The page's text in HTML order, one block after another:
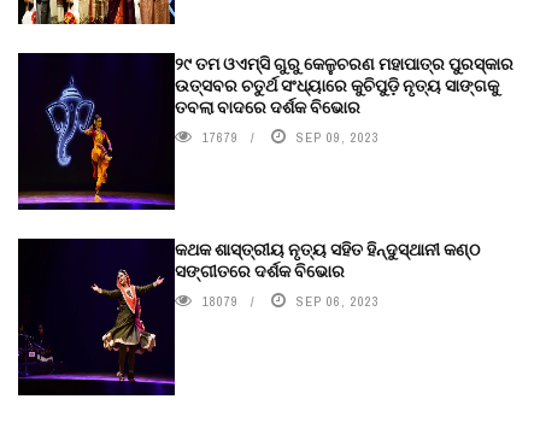
୨୯ ତମ ଓଏମ୍‌ସି ଗୁରୁ କେଳୁଚରଣ ମହାପାତ୍ର ପୁରସ୍କାର
ଉତ୍ସବର ଚତୁର୍ଥ ସଂଧ୍ୟାରେ କୁଚିପୁଡ଼ି ନୃତ୍ୟ ସାଙ୍ଗକୁ
ତବଲା ବାଦରେ ଦର୍ଶକ ବିଭୋର
17679 SEP 09, 2023
କଥକ ଶାସ୍ତ୍ରୀୟ ନୃତ୍ୟ ସହିତ ହିନ୍ଦୁସ୍ଥାନୀ କଣ୍ଠ
ସଙ୍ଗୀତରେ ଦର୍ଶକ ବିଭୋର
18079 SEP 06, 2023